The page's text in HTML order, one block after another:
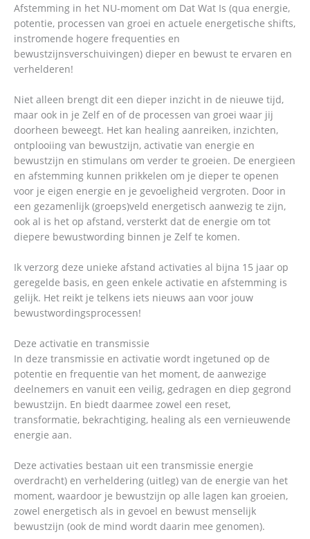
Afstemming in het NU-moment om Dat Wat Is (qua energie,
potentie, processen van groei en actuele energetische shifts,
instromende hogere frequenties en
bewustzijnsverschuivingen) dieper en bewust te ervaren en
verhelderen!
Niet alleen brengt dit een dieper inzicht in de nieuwe tijd,
maar ook in je Zelf en of de processen van groei waar jij
doorheen beweegt. Het kan healing aanreiken, inzichten,
ontplooiing van bewustzijn, activatie van energie en
bewustzijn en stimulans om verder te groeien. De energieen
en afstemming kunnen prikkelen om je dieper te openen
voor je eigen energie en je gevoeligheid vergroten. Door in
een gezamenlijk (groeps)veld energetisch aanwezig te zijn,
ook al is het op afstand, versterkt dat de energie om tot
diepere bewustwording binnen je Zelf te komen.
Ik verzorg deze unieke afstand activaties al bijna 15 jaar op
geregelde basis, en geen enkele activatie en afstemming is
gelijk. Het reikt je telkens iets nieuws aan voor jouw
bewustwordingsprocessen!
Deze activatie en transmissie
In deze transmissie en activatie wordt ingetuned op de
potentie en frequentie van het moment, de aanwezige
deelnemers en vanuit een veilig, gedragen en diep gegrond
bewustzijn. En biedt daarmee zowel een reset,
transformatie, bekrachtiging, healing als een vernieuwende
energie aan.
Deze activaties bestaan uit een transmissie energie
overdracht) en verheldering (uitleg) van de energie van het
moment, waardoor je bewustzijn op alle lagen kan groeien,
zowel energetisch als in gevoel en bewust menselijk
bewustzijn (ook de mind wordt daarin mee genomen).